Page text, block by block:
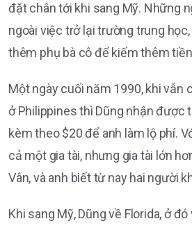
đặt chân tới khi sang Mỹ. Những
ngoài việc trở lại trường trung
thêm phụ bà cô để kiếm thêm
Một ngày cuối năm 1990, khi vẫn
ở Philippines thì Dũng nhận được
kèm theo $20 để anh làm lộ phí.
cả một gia tài, nhưng gia tài lớn
Vân, và anh biết từ nay hai người
Khi sang Mỹ, Dũng về Florida, ở